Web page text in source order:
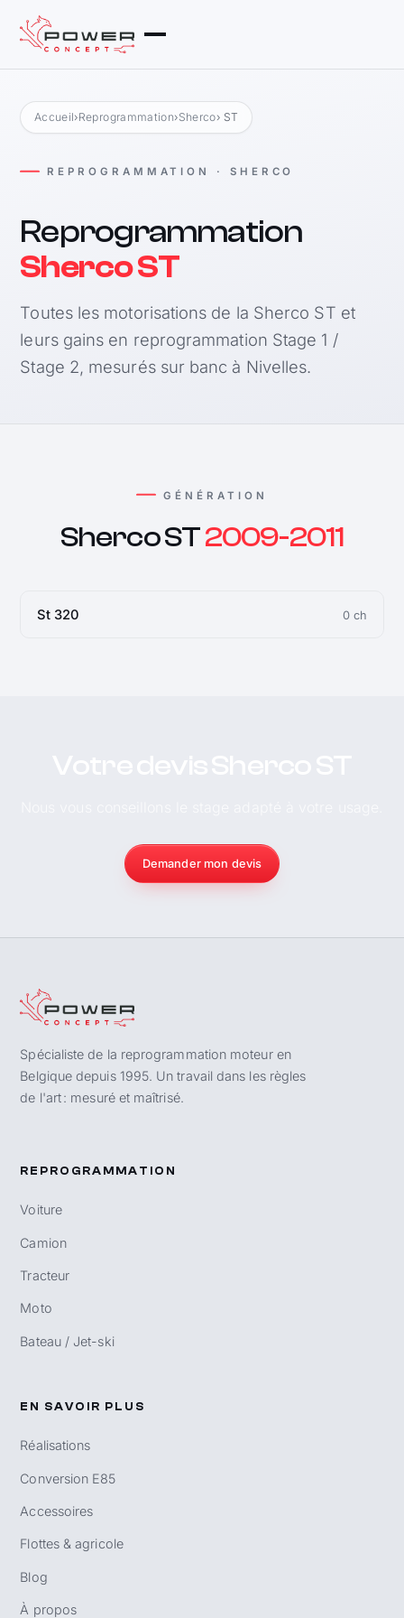
Accueil›Reprogrammation›Sherco› ST
REPROGRAMMATION · SHERCO
Reprogrammation
Sherco ST
Toutes les motorisations de la Sherco ST et
leurs gains en reprogrammation Stage 1 /
Stage 2, mesurés sur banc à Nivelles.
GÉNÉRATION
Sherco ST2009-2011
St 320 0 ch
Demander mon devis
Spécialiste de la reprogrammation moteur en
Belgique depuis 1995. Un travail dans les règles
de l'art : mesuré et maîtrisé.
REPROGRAMMATION
Voiture
Camion
Tracteur
Moto
Bateau / Jet-ski
EN SAVOIR PLUS
Réalisations
Conversion E85
Accessoires
Flottes & agricole
Blog
À propos